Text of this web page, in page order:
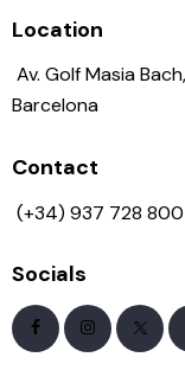
Location
Av. Golf Masia
Barcelona
Contact
(+34) 937 728 800
Socials